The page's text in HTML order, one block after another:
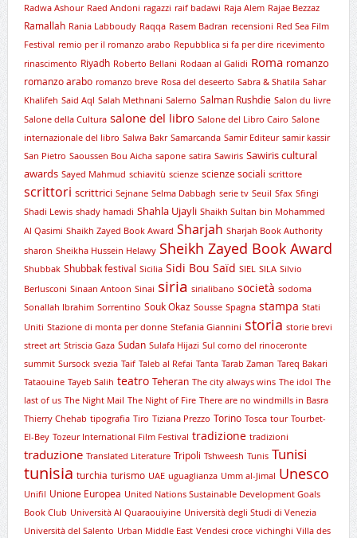
Radwa Ashour Raed Andoni ragazzi raif badawi Raja Alem Rajae Bezzaz
Ramallah Rania Labboudy Raqqa Rasem Badran recensioni Red Sea Film
Festival remio per il romanzo arabo Repubblica si fa per dire ricevimento
rinascimento Riyadh Roberto Bellani Rodaan al Galidi Roma romanzo
romanzo arabo romanzo breve Rosa del deseerto Sabra & Shatila Sahar
Khalifeh Said Aql Salah Methnani Salerno Salman Rushdie Salon du livre
Salone della Cultura salone del libro Salone del Libro Cairo Salone
internazionale del libro Salwa Bakr Samarcanda Samir Editeur samir kassir
San Pietro Saoussen Bou Aicha sapone satira Sawiris Sawiris cultural
awards Sayed Mahmud schiavitù scienze scienze sociali scrittore
scrittori scrittrici Sejnane Selma Dabbagh serie tv Seuil Sfax Sfingi
Shadi Lewis shady hamadi Shahla Ujayli Shaikh Sultan bin Mohammed
Al Qasimi Shaikh Zayed Book Award Sharjah Sharjah Book Authority
sharon Sheikha Hussein Helawy Sheikh Zayed Book Award
Shubbak Shubbak festival Sicilia Sidi Bou Saïd SIEL SILA Silvio
Berlusconi Sinaan Antoon Sinai siria sirialibano società sodoma
Sonallah Ibrahim Sorrentino Souk Okaz Sousse Spagna stampa Stati
Uniti Stazione di monta per donne Stefania Giannini storia storie brevi
street art Striscia Gaza Sudan Sulafa Hijazi Sul corno del rinoceronte
summit Sursock svezia Taif Taleb al Refai Tanta Tarab Zaman Tareq Bakari
Tataouine Tayeb Salih teatro Teheran The city always wins The idol The
last of us The Night Mail The Night of Fire There are no windmills in Basra
Thierry Chehab tipografia Tiro Tiziana Prezzo Torino Tosca tour Tourbet-
El-Bey Tozeur International Film Festival tradizione tradizioni
traduzione Translated Literature Tripoli Tshweesh Tunis Tunisi
tunisia turchia turismo UAE uguaglianza Umm al-Jimal Unesco
Unifil Unione Europea United Nations Sustainable Development Goals
Book Club Università Al Quaraouiyine Università degli Studi di Venezia
Università del Salento Urban Middle East Vendesi croce vichinghi Villa des